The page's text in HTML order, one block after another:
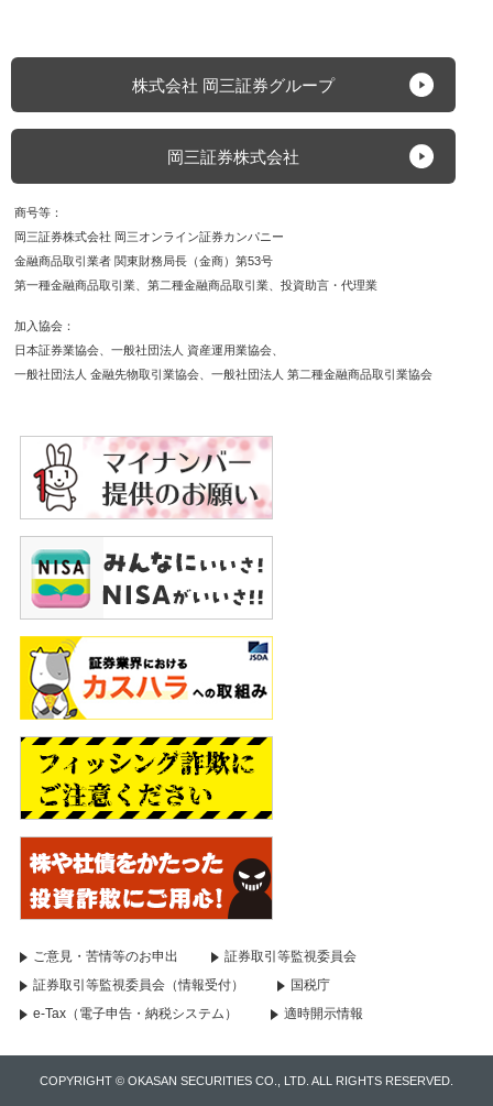
株式会社 岡三証券グループ
岡三証券株式会社
商号等
岡三証券株式会社 岡三オンライン証券カンパニー
金融商品取引業者 関東財務局長（金商）第53号
第一種金融商品取引業
第二種金融商品取引業 投資助言・代理業
加入協会
日本証券業協会
一般社団法人 資産運用業協会
一般社団法人 金融先物取引業協会
一般社団法人 第二種金融商品取引業協会
ご意見・苦情等のお申出
証券取引等監視委員会
証券取引等監視委員会（情報受付）
国税庁
e-Tax（電子申告・納税システム）
適時開示情報
COPYRIGHT © OKASAN SECURITIES CO., LTD. ALL RIGHTS RESERVED.